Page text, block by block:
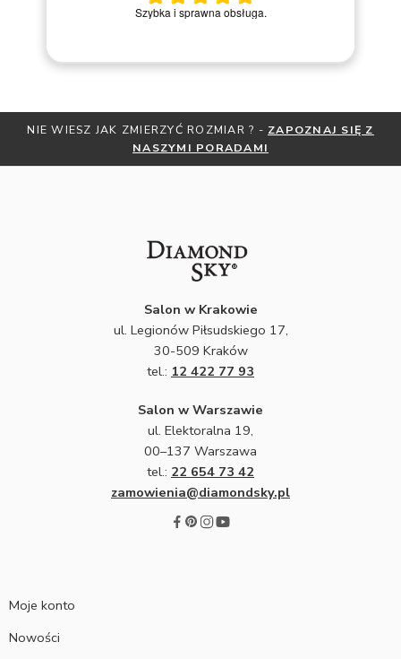
Szybka i sprawna obsługa.
SIĘ Z
OTRZYMAJ BEZPŁATNĄ MIARKĘ JUBILERSKĄ
ZNIŻKIZAPISZ SIĘ DO
Salon w Krakowie
ul. Legionów Piłsudskiego 17,
30-509 Kraków
tel.: 12 422 77 93
Salon w Warszawie
ul. Elektoralna 19,
00–137 Warszawa
tel.: 22 654 73 42
zamowienia@diamondsky.pl
Moje konto
Nowości